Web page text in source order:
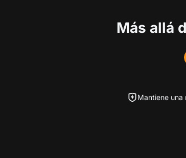
Más allá
Mantiene una